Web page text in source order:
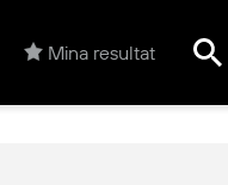
Mina resultat